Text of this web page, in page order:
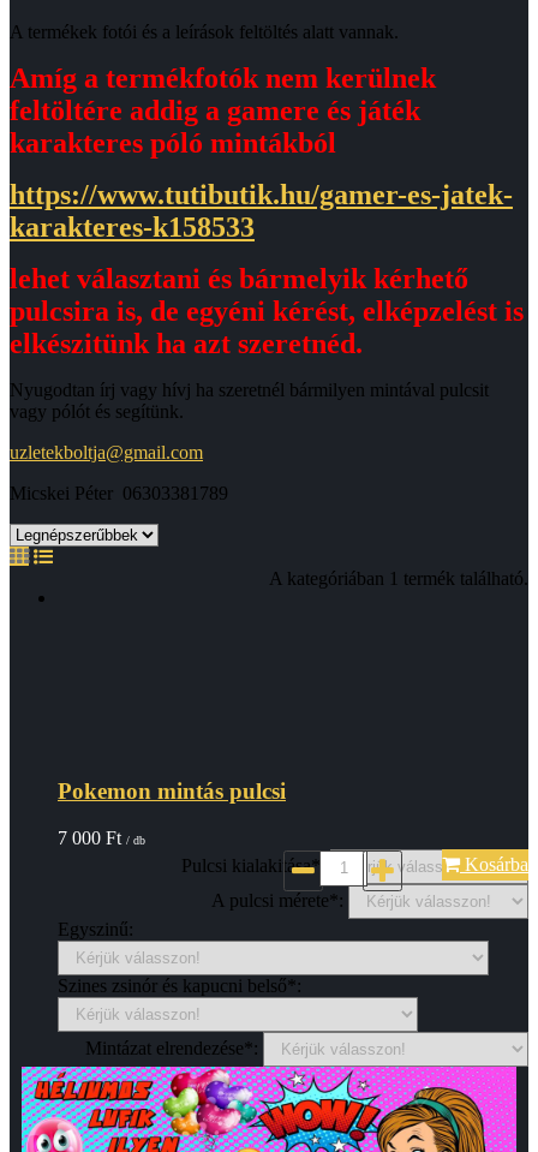
A termékek fotói és a leírások feltöltés alatt vannak.
Amíg a termékfotók nem kerülnek
feltöltére addig a gamere és játék
karakteres póló mintákból
https://www.tutibutik.hu/gamer-es-jatek-
karakteres-k158533
lehet választani és bármelyik kérhető
pulcsira is, de egyéni kérést, elképzelést is
elkészitünk ha azt szeretnéd.
Nyugodtan írj vagy hívj ha szeretnél bármilyen mintával pulcsit
vagy pólót és segítünk.
uzletekboltja@gmail.com
Micskei Péter 06303381789
A kategóriában 1 termék található.
Pokemon mintás pulcsi
7 000 Ft / db
Pulcsi kialakitása*:
A pulcsi mérete*:
Egyszinű:
Szines zsinór és kapucni belső*:
Mintázat elrendezése*:
Kosárba